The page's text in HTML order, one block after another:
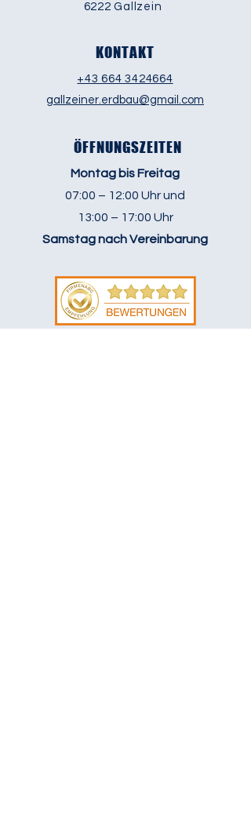
6222 Gallzein
KONTAKT
+43 664 3424664
gallzeiner.erdbau@gmail.com
ÖFFNUNGSZEITEN
Montag bis Freitag
07:00 – 12:00 Uhr und
13:00 – 17:00 Uhr
Samstag nach Vereinbarung